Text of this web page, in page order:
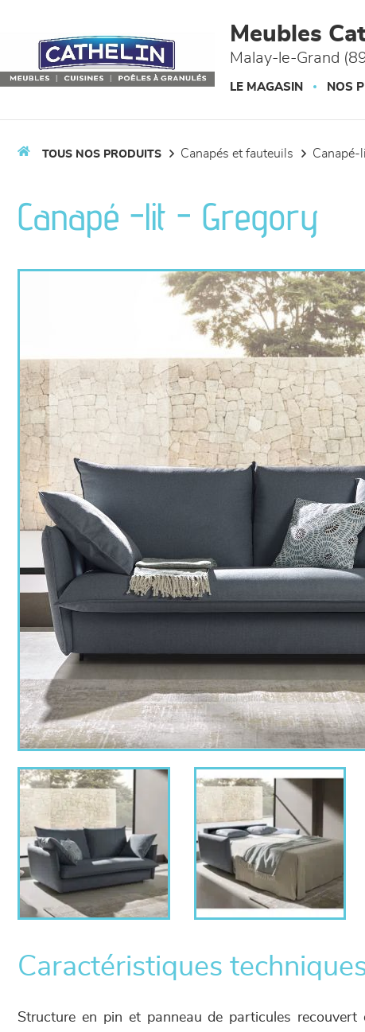
Meubles
Malay-le-Grand
LE MAGASIN NOS
TOUS NOS PRODUITS canapés et fauteuils canapé-
Canapé -lit - Gregory
Caractéristiques
Structure en pin et panneau de particules recouvert